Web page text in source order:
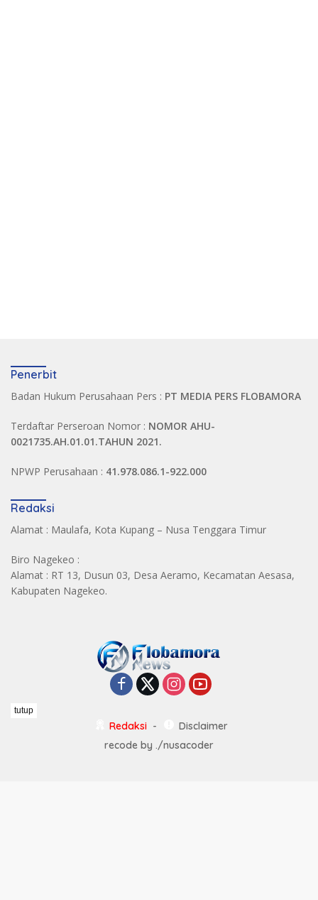
Penerbit
Badan Hukum Perusahaan Pers : PT MEDIA PERS FLOBAMORA
Terdaftar Perseroan Nomor : NOMOR AHU-
0021735.AH.01.01.TAHUN 2021.
NPWP Perusahaan : 41.978.086.1-922.000
Redaksi
Alamat : Maulafa, Kota Kupang – Nusa Tenggara Timur
Biro Nagekeo :
Alamat : RT 13, Dusun 03, Desa Aeramo, Kecamatan Aesasa,
Kabupaten Nagekeo.
Redaksi
Disclaimer
recode by ./nusacoder
tutup